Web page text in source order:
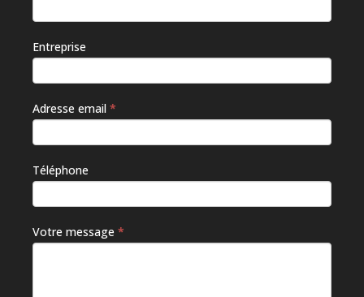
Entreprise
Adresse email *
Téléphone
Votre message *
champ.